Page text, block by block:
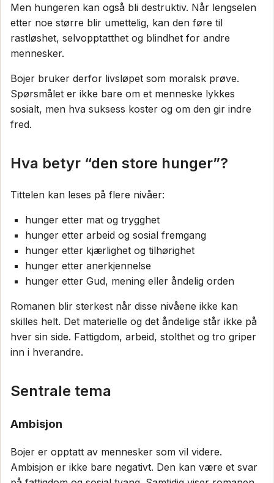
Men hungeren kan også bli destruktiv. Når lengselen
etter noe større blir umettelig, kan den føre til
rastløshet, selvopptatthet og blindhet for andre
mennesker.
Bojer bruker derfor livsløpet som moralsk prøve.
Spørsmålet er ikke bare om et menneske lykkes
sosialt, men hva suksess koster og om den gir indre
fred.
Hva betyr “den store hunger”?
Tittelen kan leses på flere nivåer:
hunger etter mat og trygghet
hunger etter arbeid og sosial fremgang
hunger etter kjærlighet og tilhørighet
hunger etter anerkjennelse
hunger etter Gud, mening eller åndelig orden
Romanen blir sterkest når disse nivåene ikke kan
skilles helt. Det materielle og det åndelige står ikke på
hver sin side. Fattigdom, arbeid, stolthet og tro griper
inn i hverandre.
Sentrale tema
Ambisjon
Bojer er opptatt av mennesker som vil videre.
Ambisjon er ikke bare negativt. Den kan være et svar